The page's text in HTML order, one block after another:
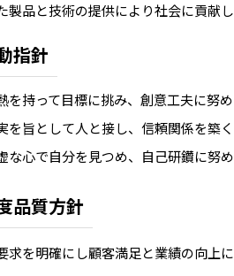
製品と技術の提供により社会に貢献
指針
を持って目標に挑み、創意工夫に努め
を旨として人と接し、信頼関係を築く
な心で自分を見つめ、自己研鑽に努め
品質方針
求を明確にし顧客満足と業績の向上